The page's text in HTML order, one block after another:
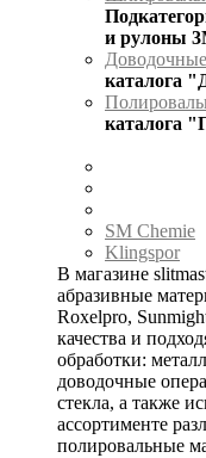
и рулоны
каталога
каталога
SM Chemie
Klingspor
В магазине
абразивные
Roxelpro,
качества и
обработки:
доводочные
стекла, а также
ассортименте
полировальные